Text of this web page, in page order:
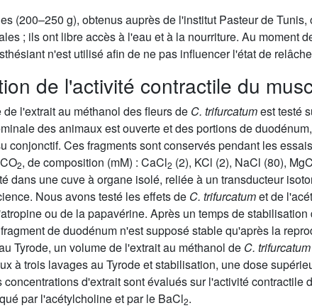
(200–250 g), obtenus auprès de l'institut Pasteur de
; ils ont libre accès à l'eau et à la nourriture. Au moment
n'est utilisé afin de ne pas influencer l'état de
de l'activité contractile du
l'extrait au méthanol des fleurs de C. trifurcatumest testé
des animaux est ouverte et des portions de
conjonctif. Ces fragments sont conservés pendant les
2, de composition (mM) : CaCl2 (2), KCl (2), NaCl (80),
dans une cuve à organe isolé, reliée à un transducteur
Nous avons testé les effets de C. trifurcatumet de
ou de la papavérine. Après un temps de
de duodénum n'est supposé stable qu'après la
Tyrode, un volume de l'extrait au méthanol de C. trifurcatum
à trois lavages au Tyrode et stabilisation, une dose
concentrations d'extrait sont évalués sur l'activité
par l'acétylcholine et par le BaCl2.